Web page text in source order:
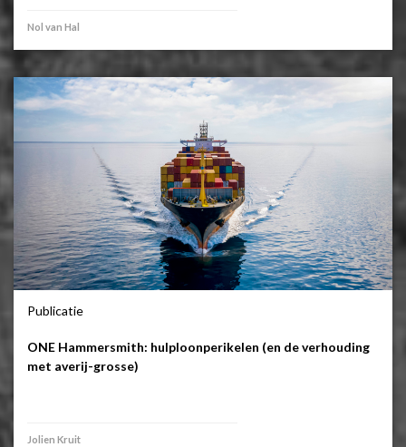
Nol van Hal
Publicatie
ONE Hammersmith: hulploonperikelen (en de verhouding
met averij-grosse)
Jolien Kruit